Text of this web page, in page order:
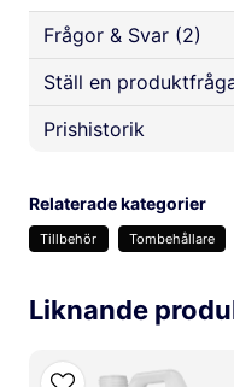
Frågor & Svar (2)
På bilden ser
Butiken svarade
KENNETH ARVIDSSON
Ställ en
question
email
Mejladress
Prishistorik
Relaterade kategorier
Tillbehör Tombehållare
Liknande